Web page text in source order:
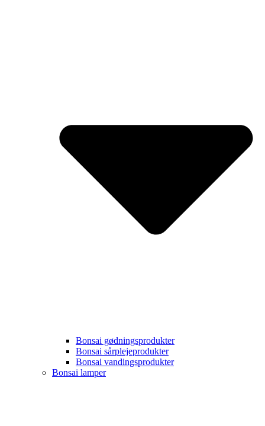
Bonsai gødningsprodukter
Bonsai sårplejeprodukter
Bonsai vandingsprodukter
Bonsai lamper